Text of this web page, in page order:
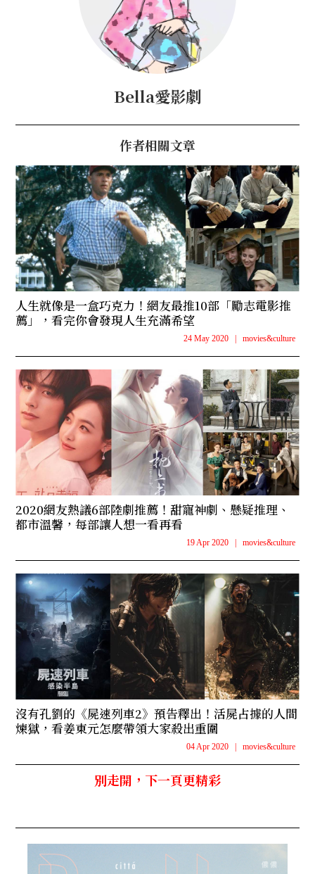
Bella愛影劇
作者相關文章
人生就像是一盒巧克力！網友最推10部「勵志電影推
薦」，看完你會發現人生充滿希望
24 May 2020 movies&culture
2020網友熱議6部陸劇推薦！甜寵神劇、懸疑推理、
都市溫馨，每部讓人想一看再看
19 Apr 2020 movies&culture
沒有孔劉的《屍速列車2》預告釋出！活屍占據的人間
煉獄，看姜東元怎麼帶領大家殺出重圍
04 Apr 2020 movies&culture
別走開，下一頁更精彩